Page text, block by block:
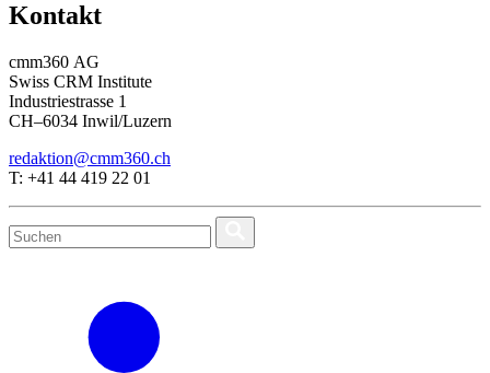
Kontakt
cmm360 AG
Swiss CRM Institute
Industriestrasse 1
CH–6034 Inwil/Luzern
redaktion@cmm360.ch
T: +41 44 419 22 01